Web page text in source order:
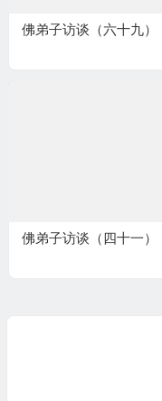
佛弟子访谈（六十九）
佛弟子访谈（四十一）